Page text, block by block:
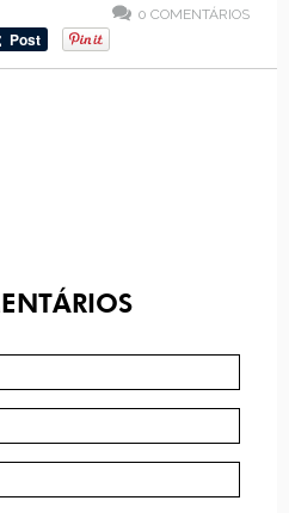
0 COMENTÁRIOS